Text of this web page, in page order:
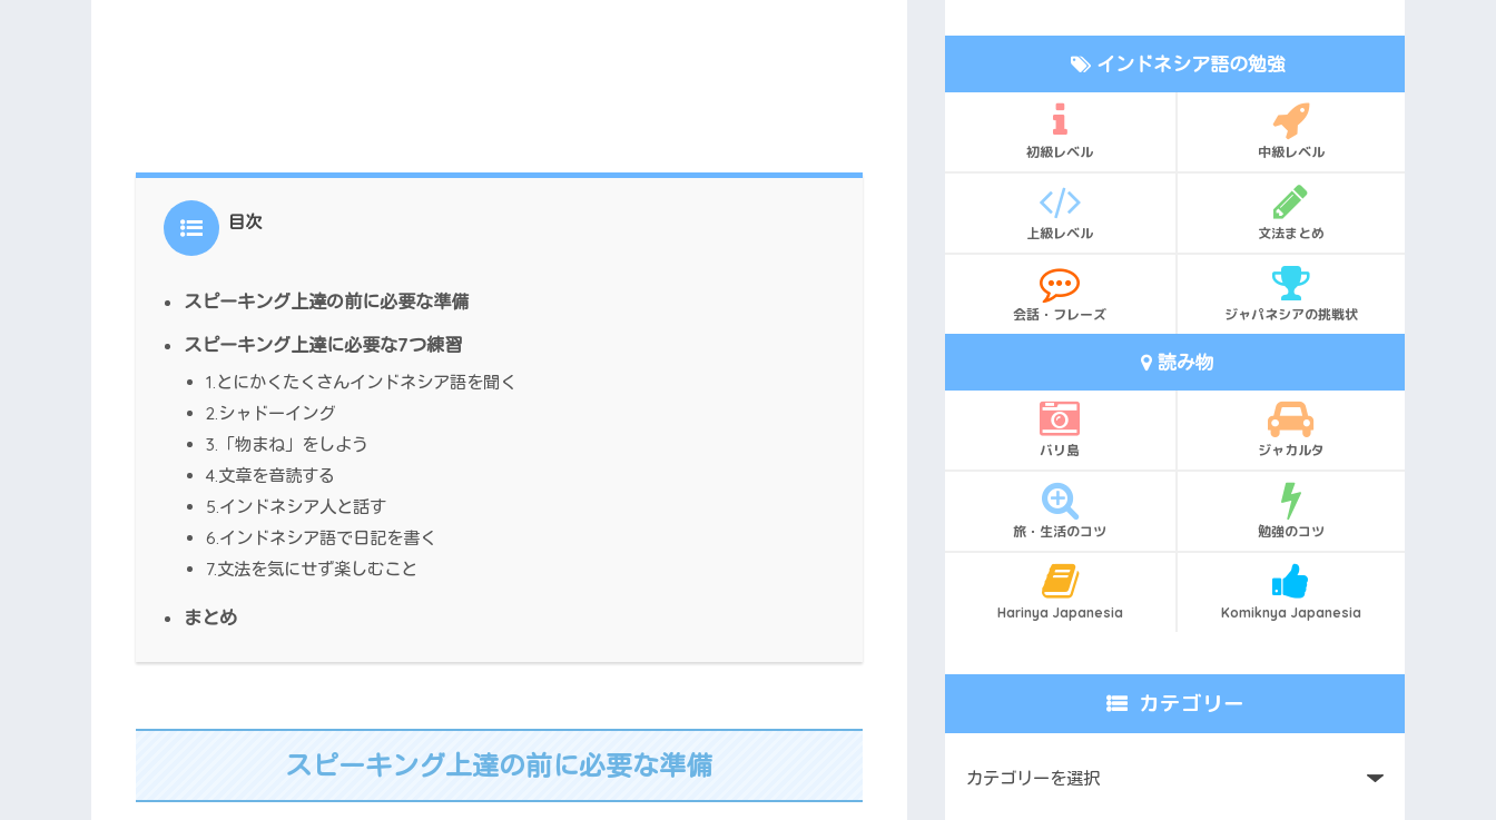
目次
スピーキング上達の前に必要な準備
スピーキング上達に必要な7つ練習
1.とにかくたくさんインドネシア語を聞く
2.シャドーイング
3.「物まね」をしよう
4.文章を音読する
5.インドネシア人と話す
6.インドネシア語で日記を書く
7.文法を気にせず楽しむこと
まとめ
スピーキング上達の前に必要な準備
インドネシア語の勉強
初級レベル 中級レベル
上級レベル 文法まとめ
会話・フレーズ ジャパネシアの挑戦状
読み物
バリ島 ジャカルタ
旅・生活のコツ 勉強のコツ
Harinya Japanesia Komiknya Japanesia
カテゴリー